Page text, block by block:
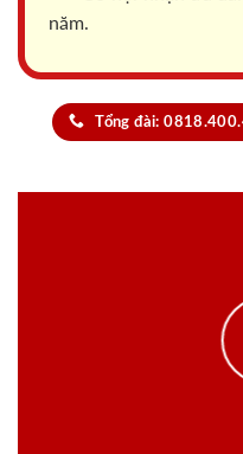
năm.
Tổng đài: